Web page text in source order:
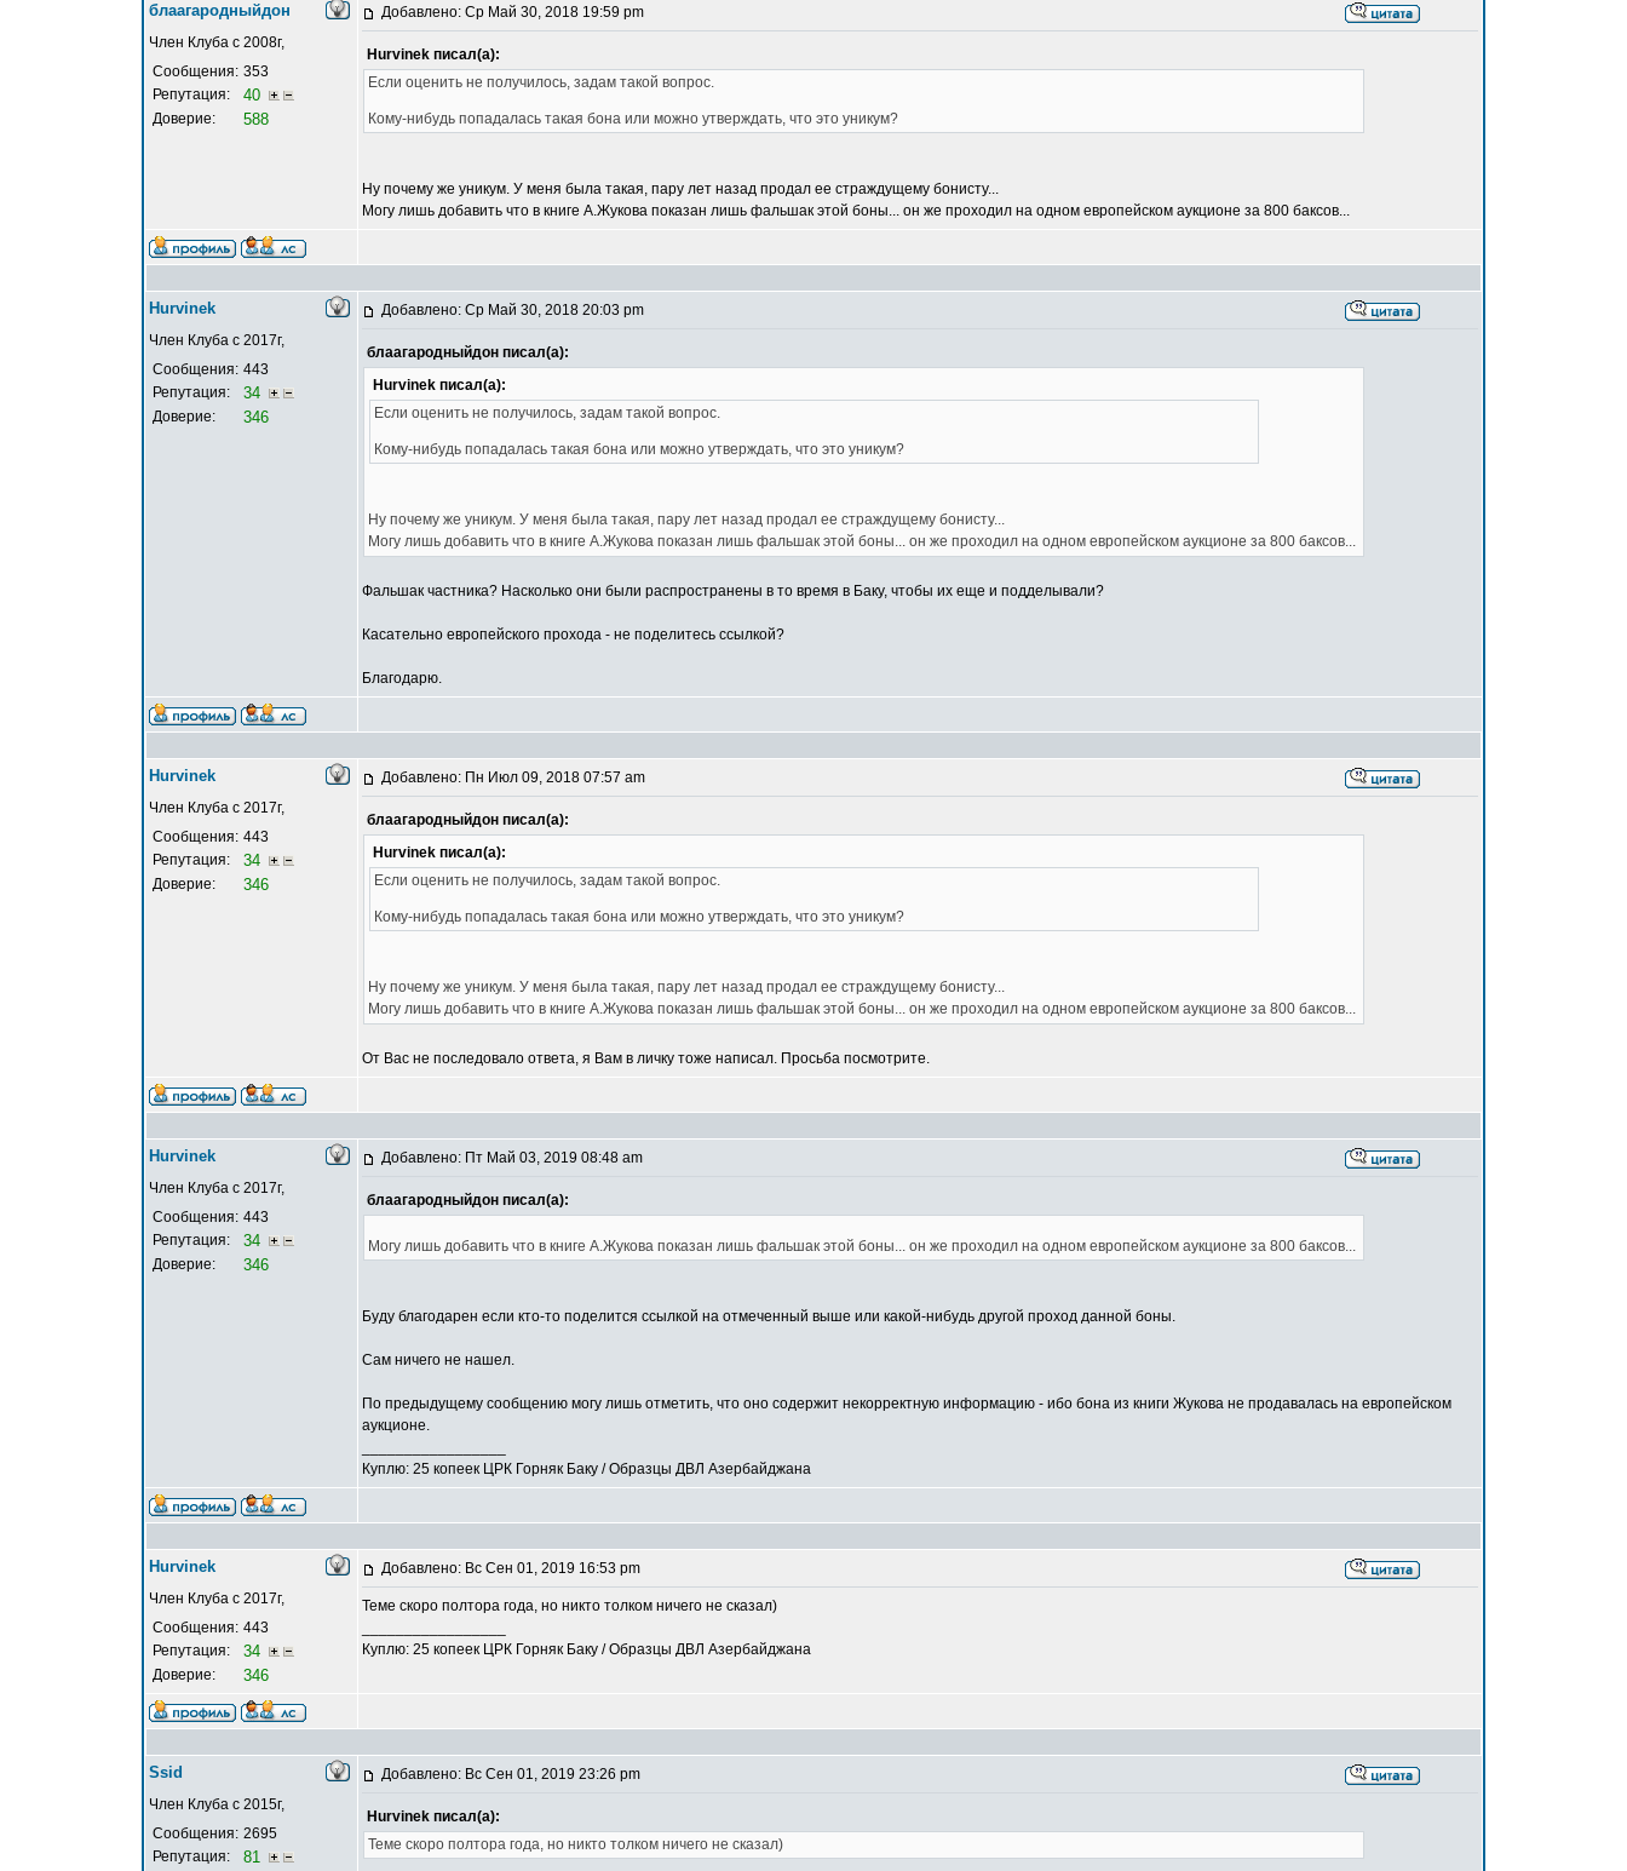
блаагародныйдон
Член Клуба с 2008г,
Сообщения: 353
Репутация:
40
Доверие: 588
Добавлено: Ср Май 30, 2018 19:59 pm
Hurvinek писал(а):
Если оценить не получилось, задам такой вопрос.
Кому-нибудь попадалась такая бона или можно утверждать, что это уникум?
Ну почему же уникум. У меня была такая, пару лет назад продал ее страждущему бонисту...
Могу лишь добавить что в книге А.Жукова показан лишь фальшак этой боны... он же проходил на одном европейском аукционе за 800 баксов...
Hurvinek
Член Клуба с 2017г,
Сообщения: 443
Репутация:
34
Доверие: 346
Добавлено: Ср Май 30, 2018 20:03 pm
блаагародныйдон писал(а):
Hurvinek писал(а):
Если оценить не получилось, задам такой вопрос.
Кому-нибудь попадалась такая бона или можно утверждать, что это уникум?
Ну почему же уникум. У меня была такая, пару лет назад продал ее страждущему бонисту...
Могу лишь добавить что в книге А.Жукова показан лишь фальшак этой боны... он же проходил на одном европейском аукционе за 800 баксов...
Фальшак частника? Насколько они были распространены в то время в Баку, чтобы их еще и подделывали?
Касательно европейского прохода - не поделитесь ссылкой?
Благодарю.
Hurvinek
Член Клуба с 2017г,
Сообщения: 443
Репутация:
34
Доверие: 346
Добавлено: Пн Июл 09, 2018 07:57 am
блаагародныйдон писал(а):
Hurvinek писал(а):
Если оценить не получилось, задам такой вопрос.
Кому-нибудь попадалась такая бона или можно утверждать, что это уникум?
Ну почему же уникум. У меня была такая, пару лет назад продал ее страждущему бонисту...
Могу лишь добавить что в книге А.Жукова показан лишь фальшак этой боны... он же проходил на одном европейском аукционе за 800 баксов...
От Вас не последовало ответа, я Вам в личку тоже написал. Просьба посмотрите.
Hurvinek
Член Клуба с 2017г,
Сообщения: 443
Репутация:
34
Доверие: 346
Добавлено: Пт Май 03, 2019 08:48 am
блаагародныйдон писал(а):
Могу лишь добавить что в книге А.Жукова показан лишь фальшак этой боны... он же проходил на одном европейском аукционе за 800 баксов...
Буду благодарен если кто-то поделится ссылкой на отмеченный выше или какой-нибудь другой проход данной боны.
Сам ничего не нашел.
По предыдущему сообщению могу лишь отметить, что оно содержит некорректную информацию - ибо бона из книги Жукова не продавалась на европейском
аукционе.
Куплю: 25 копеек ЦРК Горняк Баку / Образцы ДВЛ Азербайджана
Hurvinek
Член Клуба с 2017г,
Сообщения: 443
Репутация:
34
Доверие: 346
Добавлено: Вс Сен 01, 2019 16:53 pm
Теме скоро полтора года, но никто толком ничего не сказал)
Куплю: 25 копеек ЦРК Горняк Баку / Образцы ДВЛ Азербайджана
Ssid
Член Клуба с 2015г,
Сообщения: 2695
Репутация:
81
Добавлено: Вс Сен 01, 2019 23:26 pm
Hurvinek писал(а):
Теме скоро полтора года, но никто толком ничего не сказал)